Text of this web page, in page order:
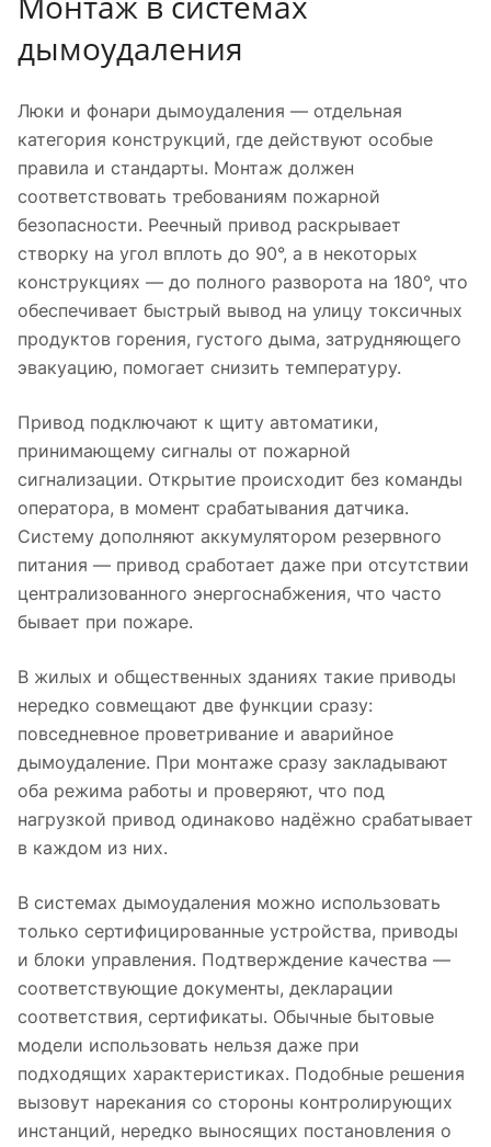
дымоудаления
Люки и фонари дымоудаления — отдельная
категория конструкций, где действуют особые
правила и стандарты. Монтаж должен
соответствовать требованиям пожарной
безопасности. Реечный привод раскрывает
створку на угол вплоть до 90°, а в некоторых
конструкциях — до полного разворота на 180°, что
обеспечивает быстрый вывод на улицу токсичных
продуктов горения, густого дыма, затрудняющего
эвакуацию, помогает снизить температуру.
Привод подключают к щиту автоматики,
принимающему сигналы от пожарной
сигнализации. Открытие происходит без команды
оператора, в момент срабатывания датчика.
Систему дополняют аккумулятором резервного
питания — привод сработает даже при отсутствии
централизованного энергоснабжения, что часто
бывает при пожаре.
В жилых и общественных зданиях такие приводы
нередко совмещают две функции сразу:
повседневное проветривание и аварийное
дымоудаление. При монтаже сразу закладывают
оба режима работы и проверяют, что под
нагрузкой привод одинаково надёжно срабатывает
в каждом из них.
В системах дымоудаления можно использовать
только сертифицированные устройства, приводы
и блоки управления. Подтверждение качества —
соответствующие документы, декларации
соответствия, сертификаты. Обычные бытовые
модели использовать нельзя даже при
подходящих характеристиках. Подобные решения
вызовут нарекания со стороны контролирующих
инстанций, нередко выносящих постановления о